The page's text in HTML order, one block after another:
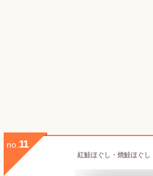
no. 11
紅鮭ほぐし・焼鮭ほぐし